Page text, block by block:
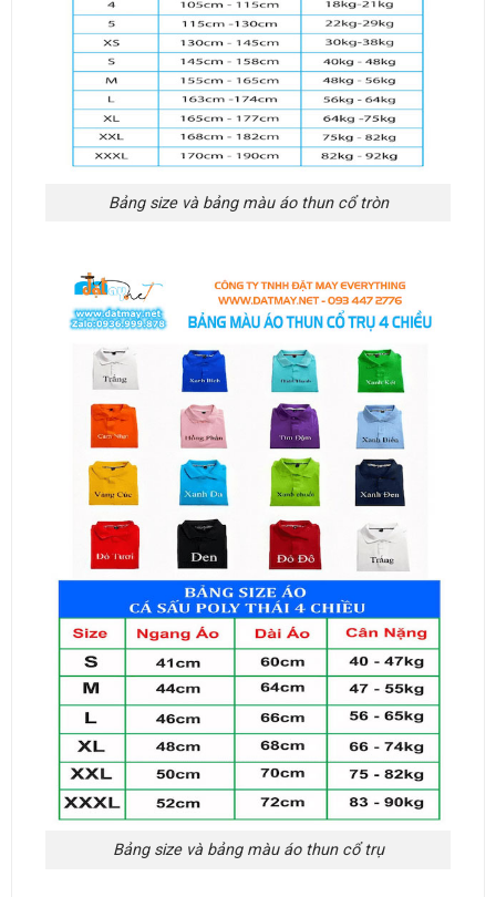
Bảng size và bảng màu áo thun cổ tròn
Bảng size và bảng màu áo thun cổ trụ